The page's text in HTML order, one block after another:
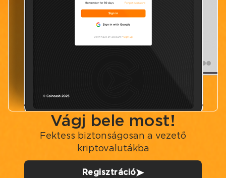
Vágj bele most!
Fektess biztonságosan a vezető
kriptovalutákba
Regisztráció